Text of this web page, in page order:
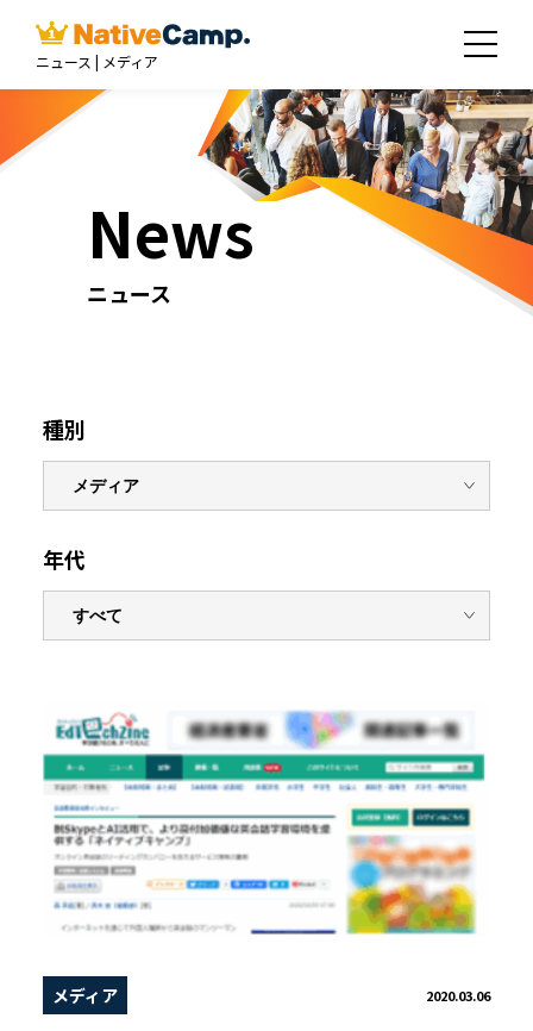
ニュース | メディア
News
ニュース
種別
年代
メディア 2020.03.06